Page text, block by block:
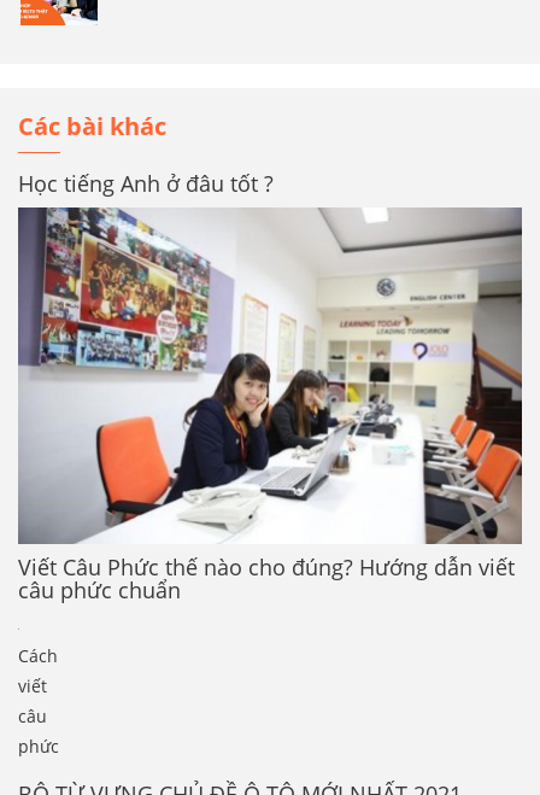
Các bài khác
Học tiếng Anh ở đâu tốt ?
Viết Câu Phức thế nào cho đúng? Hướng dẫn viết
câu phức chuẩn
Cách
viết
câu
phức